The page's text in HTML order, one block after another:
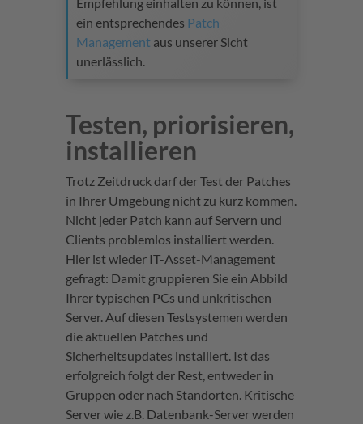
ein entsprechendes Patch
Management aus unserer Sicht
unerlässlich.
Testen, priorisieren,
installieren
Trotz Zeitdruck darf der Test der Patches
in Ihrer Umgebung nicht zu kurz kommen.
Nicht jeder Patch kann auf Servern und
Clients problemlos installiert werden.
Hier ist wieder IT-Asset-Management
gefragt: Damit gruppieren Sie ein Abbild
Ihrer typischen PCs und unkritischen
Server. Auf diesen Testsystemen werden
die aktuellen Patches und
Sicherheitsupdates installiert. Ist das
erfolgreich folgt der Rest, entweder in
Gruppen oder nach Standorten. Kritische
Server wie z.B. Datenbank-Server werden